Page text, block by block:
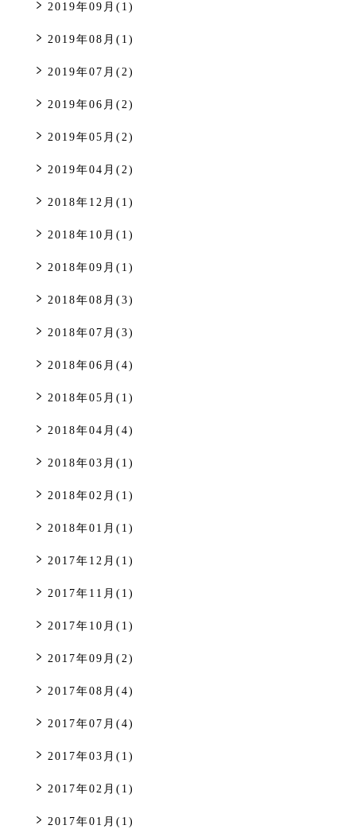
2019年09月(1)
2019年08月(1)
2019年07月(2)
2019年06月(2)
2019年05月(2)
2019年04月(2)
2018年12月(1)
2018年10月(1)
2018年09月(1)
2018年08月(3)
2018年07月(3)
2018年06月(4)
2018年05月(1)
2018年04月(4)
2018年03月(1)
2018年02月(1)
2018年01月(1)
2017年12月(1)
2017年11月(1)
2017年10月(1)
2017年09月(2)
2017年08月(4)
2017年07月(4)
2017年03月(1)
2017年02月(1)
2017年01月(1)